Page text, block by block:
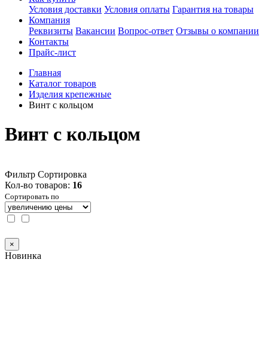
Условия доставки Условия оплаты Гарантия на товары
Компания
Реквизиты Вакансии Вопрос-ответ Отзывы о компании
Контакты
Прайс-лист
Главная
Каталог товаров
Изделия крепежные
Винт с кольцом
Винт с кольцом
Фильтр Сортировка
Кол-во товаров: 16
Сортировать по
×
Новинка